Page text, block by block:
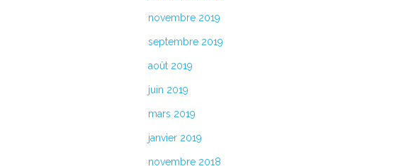
novembre 2019
septembre 2019
août 2019
juin 2019
mars 2019
janvier 2019
novembre 2018